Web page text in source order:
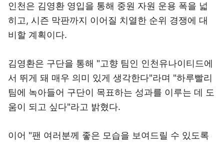
인천은 김영환 영입을 통해 중원 자원 운용 폭을 넓
히고, 시즌 막판까지 이어질 치열한 순위 경쟁에 대
비할 계획이다.
김영환은 구단을 통해 "고향 팀인 인천유나이티드에
서 뛰게 돼 매우 의미 있게 생각한다"라며 "하루빨리
팀에 녹아들어 구단이 목표하는 성과를 이루는 데 도
움이 되고 싶다"라고 밝혔다.
이어 "팬 여러분께 좋은 모습을 보여드릴 수 있도록